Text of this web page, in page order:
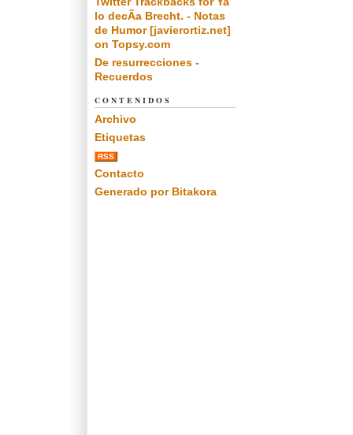
lo decÃ­a Brecht. - Notas
de Humor [javierortiz.net]
on Topsy.com
De resurrecciones -
Recuerdos
CONTENIDOS
Archivo
Etiquetas
RSS
Contacto
Generado por Bitakora